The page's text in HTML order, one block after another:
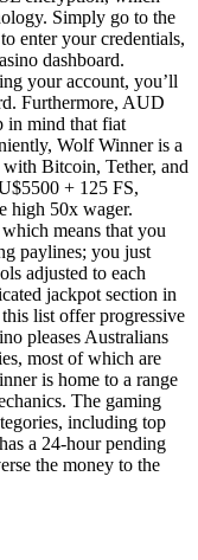
Simply go to the
enter your credentials,
dashboard.
your account, you’ll
Furthermore, AUD
in mind that fiat
Wolf Winner is a
Bitcoin, Tether, and
+ 125 FS,
high 50x wager.
means that you
paylines; you just
adjusted to each
jackpot section in
list offer progressive
pleases Australians
most of which are
is home to a range
The gaming
including top
a 24-hour pending
the money to the